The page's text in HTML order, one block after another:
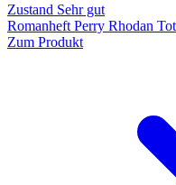
Zustand Sehr gut
Romanheft Perry Rhodan
Zum Produkt